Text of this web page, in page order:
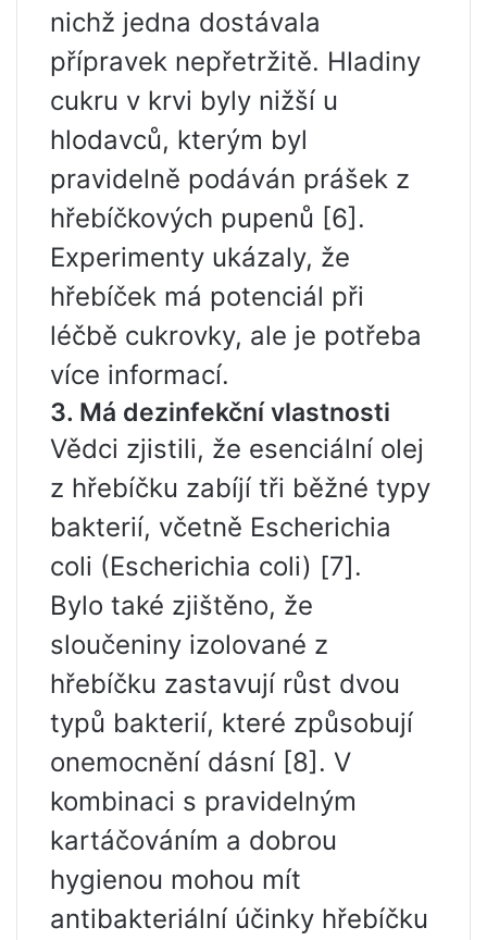
nichž jedna dostávala
přípravek nepřetržitě. Hladiny
cukru v krvi byly nižší u
hlodavců, kterým byl
pravidelně podáván prášek z
hřebíčkových pupenů [6].
Experimenty ukázaly, že
hřebíček má potenciál při
léčbě cukrovky, ale je potřeba
více informací.
3. Má dezinfekční vlastnosti
Vědci zjistili, že esenciální olej
z hřebíčku zabíjí tři běžné typy
bakterií, včetně Escherichia
coli (Escherichia coli) [7].
Bylo také zjištěno, že
sloučeniny izolované z
hřebíčku zastavují růst dvou
typů bakterií, které způsobují
onemocnění dásní [8]. V
kombinaci s pravidelným
kartáčováním a dobrou
hygienou mohou mít
antibakteriální účinky hřebíčku